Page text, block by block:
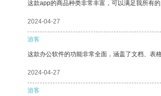
这款app的商品种类非常丰富，可以满足我所有的
2024-04-27
游客
这款办公软件的功能非常全面，涵盖了文档、表
2024-04-27
游客